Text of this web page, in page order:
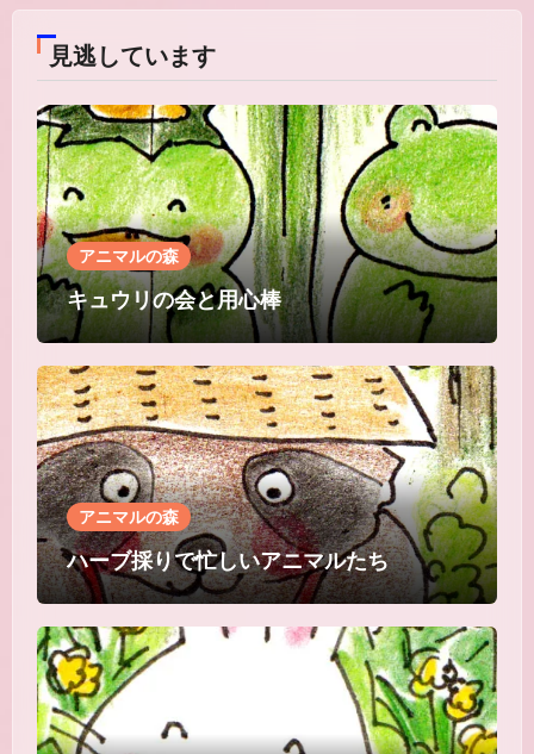
見逃しています
アニマルの森
キュウリの会と用心棒
アニマルの森
ハーブ採りで忙しいアニマルたち